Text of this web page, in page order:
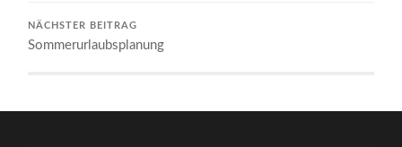
NÄCHSTER BEITRAG
Sommerurlaubsplanung